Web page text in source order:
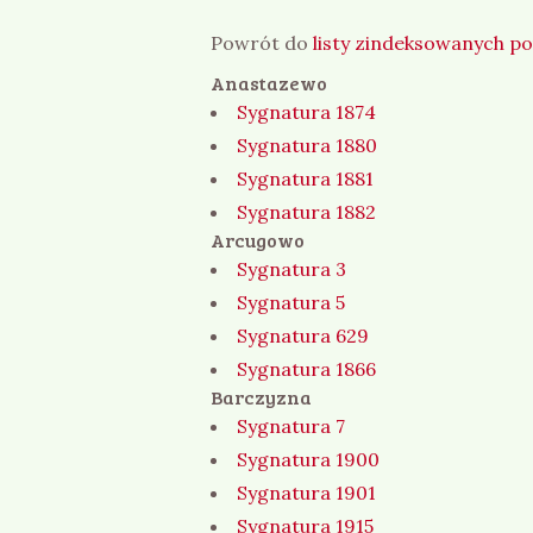
Powrót do listy zindeksowanych
Anastazewo
Sygnatura 1874
Sygnatura 1880
Sygnatura 1881
Sygnatura 1882
Arcugowo
Sygnatura 3
Sygnatura 5
Sygnatura 629
Sygnatura 1866
Barczyzna
Sygnatura 7
Sygnatura 1900
Sygnatura 1901
Sygnatura 1915